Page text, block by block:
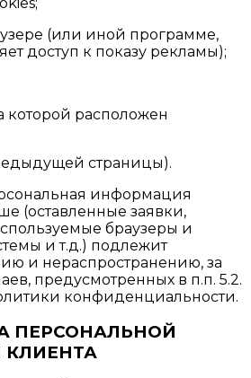
(или иной программе,
доступ к показу рекламы);
которой расположен
страницы).
информация
(оставленные заявки,
браузеры и
и т.д.) подлежит
и нераспространению, за
предусмотренных в п.п. 5.2.
конфиденциальности.
ПЕРСОНАЛЬНОЙ